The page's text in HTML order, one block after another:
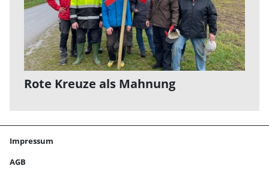
Rote Kreuze als Mahnung
Impressum
AGB